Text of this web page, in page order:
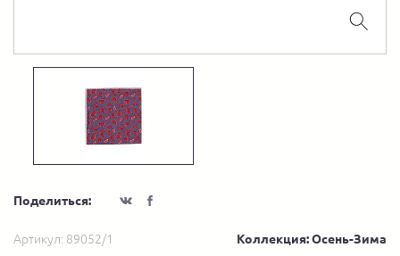
Поделиться:
Артикул: 89052/1 Коллекция: Осень-Зима